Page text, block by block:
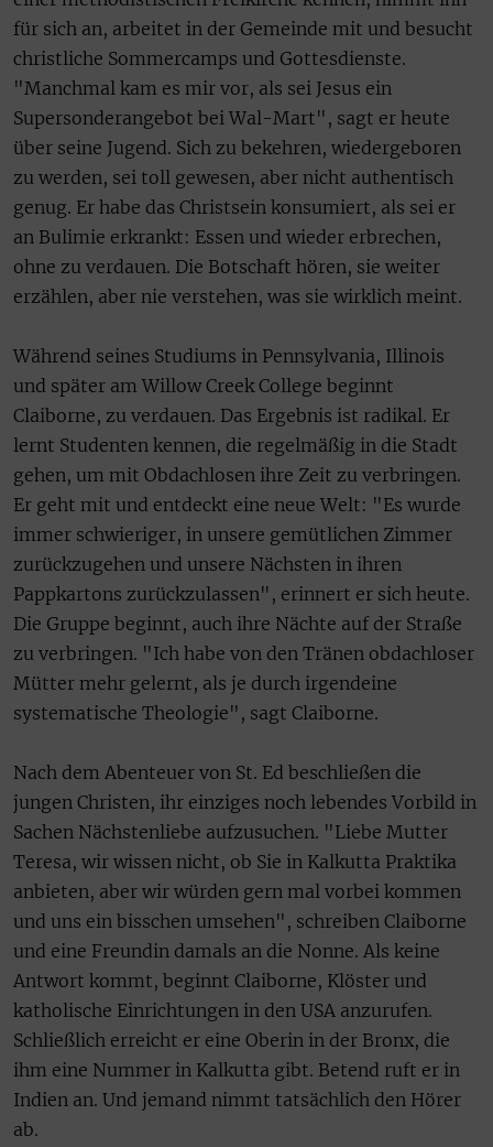
für sich an, arbeitet in der Gemeinde mit und besucht
christliche Sommercamps und Gottesdienste.
"Manchmal kam es mir vor, als sei Jesus ein
Supersonderangebot bei Wal-Mart", sagt er heute
über seine Jugend. Sich zu bekehren, wiedergeboren
zu werden, sei toll gewesen, aber nicht authentisch
genug. Er habe das Christsein konsumiert, als sei er
an Bulimie erkrankt: Essen und wieder erbrechen,
ohne zu verdauen. Die Botschaft hören, sie weiter
erzählen, aber nie verstehen, was sie wirklich meint.
Während seines Studiums in Pennsylvania, Illinois
und später am Willow Creek College beginnt
Claiborne, zu verdauen. Das Ergebnis ist radikal. Er
lernt Studenten kennen, die regelmäßig in die Stadt
gehen, um mit Obdachlosen ihre Zeit zu verbringen.
Er geht mit und entdeckt eine neue Welt: "Es wurde
immer schwieriger, in unsere gemütlichen Zimmer
zurückzugehen und unsere Nächsten in ihren
Pappkartons zurückzulassen", erinnert er sich heute.
Die Gruppe beginnt, auch ihre Nächte auf der Straße
zu verbringen. "Ich habe von den Tränen obdachloser
Mütter mehr gelernt, als je durch irgendeine
systematische Theologie", sagt Claiborne.
Nach dem Abenteuer von St. Ed beschließen die
jungen Christen, ihr einziges noch lebendes Vorbild in
Sachen Nächstenliebe aufzusuchen. "Liebe Mutter
Teresa, wir wissen nicht, ob Sie in Kalkutta Praktika
anbieten, aber wir würden gern mal vorbei kommen
und uns ein bisschen umsehen", schreiben Claiborne
und eine Freundin damals an die Nonne. Als keine
Antwort kommt, beginnt Claiborne, Klöster und
katholische Einrichtungen in den USA anzurufen.
Schließlich erreicht er eine Oberin in der Bronx, die
ihm eine Nummer in Kalkutta gibt. Betend ruft er in
Indien an. Und jemand nimmt tatsächlich den Hörer
ab.